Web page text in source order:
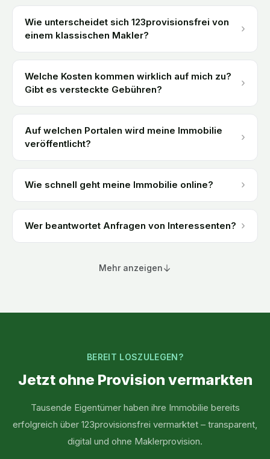
Wie unterscheidet sich 123provisionsfrei von
einem klassischen Makler?
›
Welche Kosten kommen wirklich auf mich zu?
Gibt es versteckte Gebühren?
›
Auf welchen Portalen wird meine Immobilie
veröffentlicht?
›
Wie schnell geht meine Immobilie online? ›
Wer beantwortet Anfragen von Interessenten? ›
Mehr anzeigen
BEREIT LOSZULEGEN?
Jetzt ohne Provision vermarkten
Tausende Eigentümer haben ihre Immobilie bereits
erfolgreich über 123provisionsfrei vermarktet – transparent,
digital und ohne Maklerprovision.